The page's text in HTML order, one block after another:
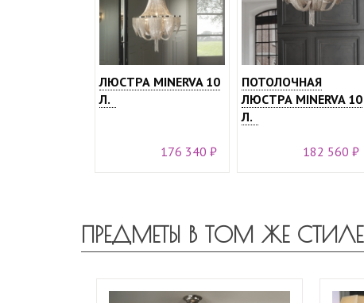
ЛЮСТРА MINERVA 10
Л.
176 340 ₽
ПОТОЛОЧНАЯ
ЛЮСТРА MINERVA 10
Л.
182 560 ₽
ПРЕДМЕТЫ В ТОМ ЖЕ СТИЛЕ